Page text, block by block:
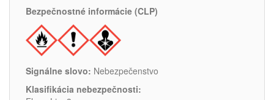
Bezpečnostné informácie (CLP)
Signálne slovo: Nebezpečenstvo
Klasifikácia nebezpečnosti: